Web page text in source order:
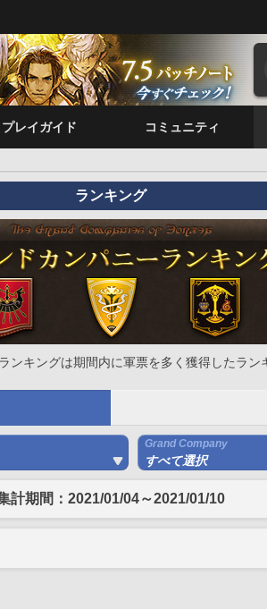
プレイガイド コミュニティ
ランキング
ンキングは期間内に軍票を多く獲得したラン
Grand Company
すべて選択
計期間：2021/01/04～2021/01/10